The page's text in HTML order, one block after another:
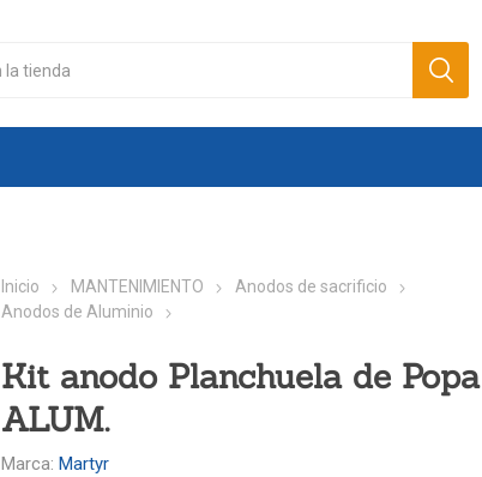
Inicio MANTENIMIENTO
Anodos de sacrificio
Anodos de Aluminio
Kit anodo Planchuela de Popa
ALUM.
Marca: Martyr